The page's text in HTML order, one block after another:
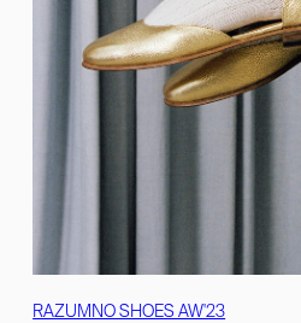
RAZUMNO SHOES AW'23